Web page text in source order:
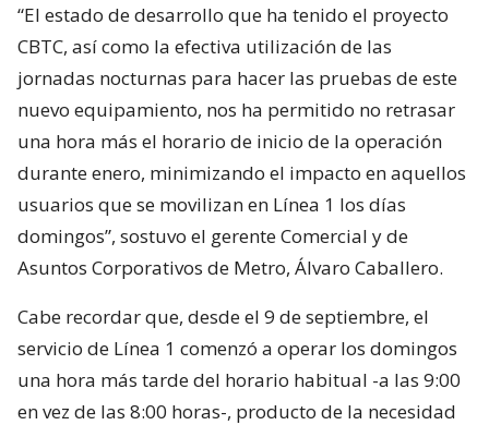
“El estado de desarrollo que ha tenido el proyecto
CBTC, así como la efectiva utilización de las
jornadas nocturnas para hacer las pruebas de este
nuevo equipamiento, nos ha permitido no retrasar
una hora más el horario de inicio de la operación
durante enero, minimizando el impacto en aquellos
usuarios que se movilizan en Línea 1 los días
domingos”, sostuvo el gerente Comercial y de
Asuntos Corporativos de Metro, Álvaro Caballero.
Cabe recordar que, desde el 9 de septiembre, el
servicio de Línea 1 comenzó a operar los domingos
una hora más tarde del horario habitual -a las 9:00
en vez de las 8:00 horas-, producto de la necesidad